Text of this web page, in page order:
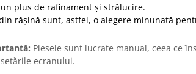
plus de rafinament și strălucire.
rășină sunt, astfel, o alegere minunată
Piesele sunt lucrate manual, ceea ce
ecranului.